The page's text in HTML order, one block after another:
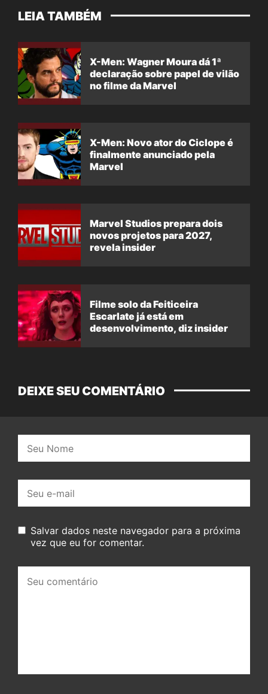
LEIA TAMBÉM
X-Men: Wagner Moura dá 1ª
declaração sobre papel de vilão
no filme da Marvel
X-Men: Novo ator do Ciclope é
finalmente anunciado pela
Marvel
Marvel Studios prepara dois
novos projetos para 2027,
revela insider
Filme solo da Feiticeira
Escarlate já está em
desenvolvimento, diz insider
DEIXE SEU COMENTÁRIO
mail:
Salvar dados neste navegador para a próxima
vez que eu for comentar.
comentário: